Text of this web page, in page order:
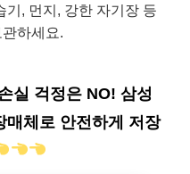
기, 먼지, 강한 자기장 등
하세요.
실 걱정은 NO! 삼성
매체로 안전하게 저장